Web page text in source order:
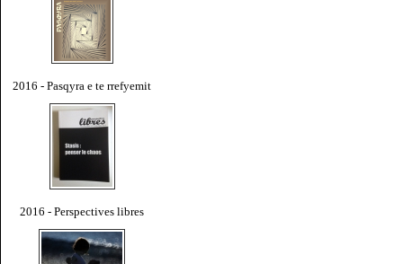
2016 - Pasqyra e te rrefyemit
2016 - Perspectives libres